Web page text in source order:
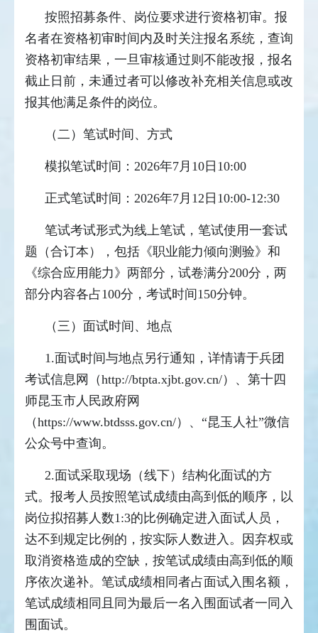
按照招募条件、岗位要求进行资格初审。报
名者在资格初审时间内及时关注报名系统，查询
资格初审结果，一旦审核通过则不能改报，报名
截止日前，未通过者可以修改补充相关信息或改
报其他满足条件的岗位。
（二）笔试时间、方式
模拟笔试时间：2026年7月10日10:00
正式笔试时间：2026年7月12日10:00-12:30
笔试考试形式为线上笔试，笔试使用一套试
题（合订本），包括《职业能力倾向测验》和
《综合应用能力》两部分，试卷满分200分，两
部分内容各占100分，考试时间150分钟。
（三）面试时间、地点
1.面试时间与地点另行通知，详情请于兵团
考试信息网（http://btpta.xjbt.gov.cn/）、第十四
师昆玉市人民政府网
（https://www.btdsss.gov.cn/）、“昆玉人社”微信
公众号中查询。
2.面试采取现场（线下）结构化面试的方
式。报考人员按照笔试成绩由高到低的顺序，以
岗位拟招募人数1:3的比例确定进入面试人员，
达不到规定比例的，按实际人数进入。因弃权或
取消资格造成的空缺，按笔试成绩由高到低的顺
序依次递补。笔试成绩相同者占面试入围名额，
笔试成绩相同且同为最后一名入围面试者一同入
围面试。